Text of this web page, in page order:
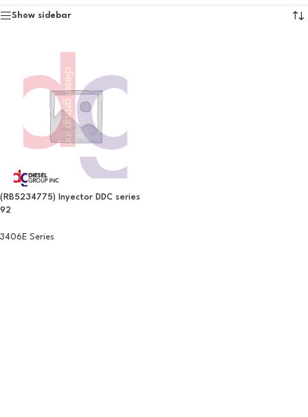
Show sidebar
(RB5234775) Inyector DDC series
92
3406E Series